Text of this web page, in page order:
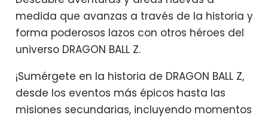
medida que avanzas a través de la historia y
forma poderosos lazos con otros héroes del
universo DRAGON BALL Z.
¡Sumérgete en la historia de DRAGON BALL Z,
desde los eventos más épicos hasta las
misiones secundarias, incluyendo momentos